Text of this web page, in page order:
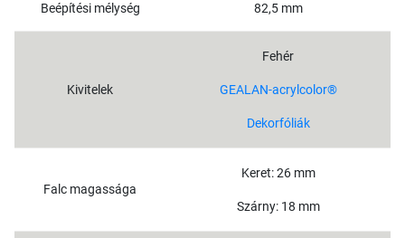
Beépítési mélység 82,5 mm
Kivitelek
Fehér
GEALAN-acrylcolor®
Dekorfóliák
Falc magassága
Keret: 26 mm
Szárny: 18 mm